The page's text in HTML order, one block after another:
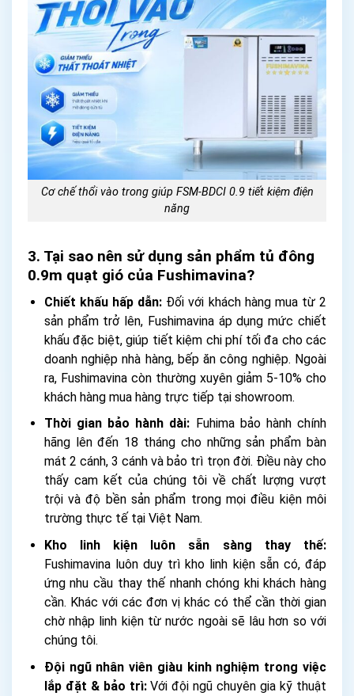
Cơ chế thổi vào trong giúp FSM-BDCI 0.9 tiết kiệm điện
năng
3. Tại sao nên sử dụng sản phẩm tủ đông
0.9m quạt gió của Fushimavina?
Chiết khấu hấp dẫn: Đối với khách hàng mua từ 2
sản phẩm trở lên, Fushimavina áp dụng mức chiết
khấu đặc biệt, giúp tiết kiệm chi phí tối đa cho các
doanh nghiệp nhà hàng, bếp ăn công nghiệp. Ngoài
ra, Fushimavina còn thường xuyên giảm 5-10% cho
khách hàng mua hàng trực tiếp tại showroom.
Thời gian bảo hành dài: Fuhima bảo hành chính
hãng lên đến 18 tháng cho những sản phẩm bàn
mát 2 cánh, 3 cánh và bảo trì trọn đời. Điều này cho
thấy cam kết của chúng tôi về chất lượng vượt
trội và độ bền sản phẩm trong mọi điều kiện môi
trường thực tế tại Việt Nam.
Kho linh kiện luôn sẵn sàng thay thế:
Fushimavina luôn duy trì kho linh kiện sẵn có, đáp
ứng nhu cầu thay thế nhanh chóng khi khách hàng
cần. Khác với các đơn vị khác có thể cần thời gian
chờ nhập linh kiện từ nước ngoài sẽ lâu hơn so với
chúng tôi.
Đội ngũ nhân viên giàu kinh nghiệm trong việc
lắp đặt & bảo trì:Với đội ngũ chuyên gia kỹ thuật